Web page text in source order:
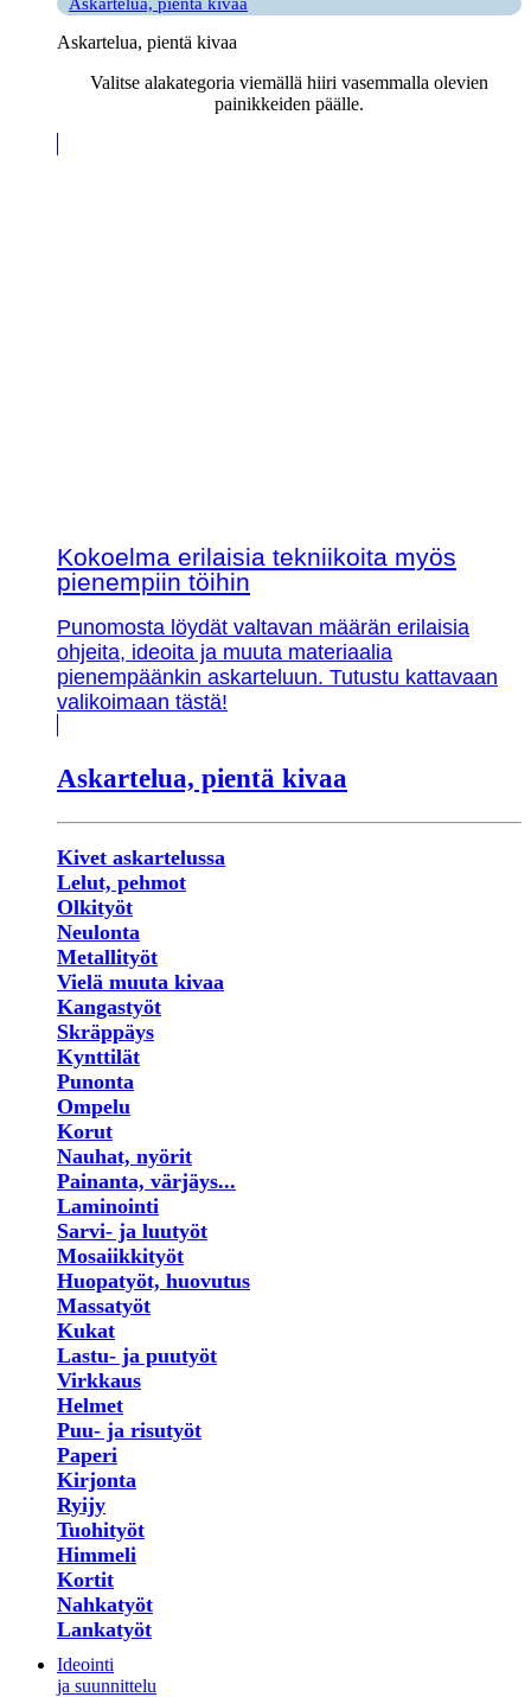
Askartelua, pientä kivaa
Askartelua, pientä kivaa
Valitse alakategoria viemällä hiiri vasemmalla olevien
painikkeiden päälle.
Kokoelma erilaisia tekniikoita myös
pienempiin töihin
Punomosta löydät valtavan määrän erilaisia
ohjeita, ideoita ja muuta materiaalia
pienempäänkin askarteluun. Tutustu kattavaan
valikoimaan tästä!
Askartelua, pientä kivaa
Kivet askartelussa
Lelut, pehmot
Olkityöt
Neulonta
Metallityöt
Vielä muuta kivaa
Kangastyöt
Skräppäys
Kynttilät
Punonta
Ompelu
Korut
Nauhat, nyörit
Painanta, värjäys...
Laminointi
Sarvi- ja luutyöt
Mosaiikkityöt
Huopatyöt, huovutus
Massatyöt
Kukat
Lastu- ja puutyöt
Virkkaus
Helmet
Puu- ja risutyöt
Paperi
Kirjonta
Ryijy
Tuohityöt
Himmeli
Kortit
Nahkatyöt
Lankatyöt
Ideointi
ja suunnittelu